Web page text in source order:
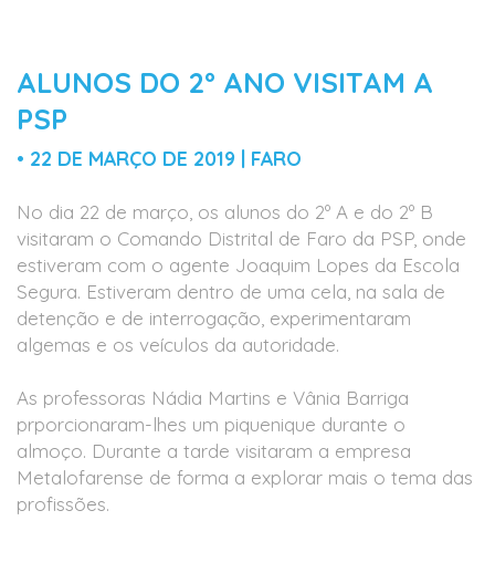
ALUNOS DO 2º ANO VISITAM A
PSP
• 22 DE MARÇO DE 2019 | FARO
No dia 22 de março, os alunos do 2º A e do 2º B
visitaram o Comando Distrital de Faro da PSP, onde
estiveram com o agente Joaquim Lopes da Escola
Segura. Estiveram dentro de uma cela, na sala de
detenção e de interrogação, experimentaram
algemas e os veículos da autoridade.
As professoras Nádia Martins e Vânia Barriga
prporcionaram-lhes um piquenique durante o
almoço. Durante a tarde visitaram a empresa
Metalofarense de forma a explorar mais o tema das
profissões.